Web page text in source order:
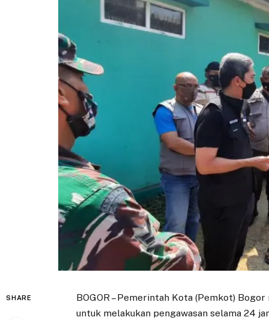
SHARE
BOGOR – Pemerintah Kota (Pemkot)
untuk melakukan pengawasan selama 24